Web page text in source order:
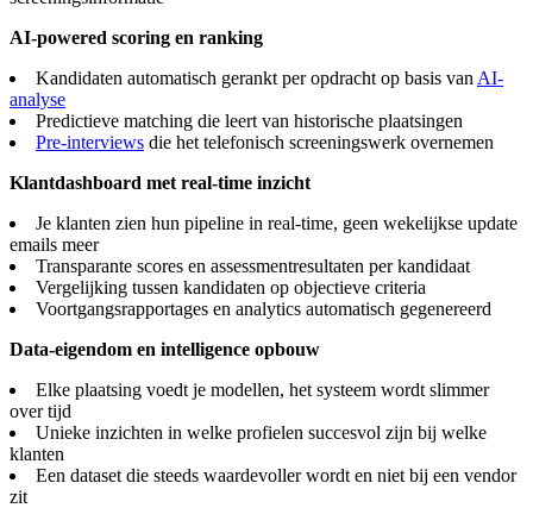
AI-powered scoring en ranking
Kandidaten automatisch gerankt per opdracht op basis van AI-
analyse
Predictieve matching die leert van historische plaatsingen
Pre-interviews die het telefonisch screeningswerk overnemen
Klantdashboard met real-time inzicht
Je klanten zien hun pipeline in real-time, geen wekelijkse update
emails meer
Transparante scores en assessmentresultaten per kandidaat
Vergelijking tussen kandidaten op objectieve criteria
Voortgangsrapportages en analytics automatisch gegenereerd
Data-eigendom en intelligence opbouw
Elke plaatsing voedt je modellen, het systeem wordt slimmer
over tijd
Unieke inzichten in welke profielen succesvol zijn bij welke
klanten
Een dataset die steeds waardevoller wordt en niet bij een vendor
zit